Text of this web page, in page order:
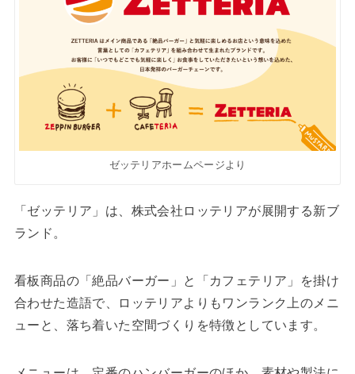
ゼッテリアホームページより
「ゼッテリア」は、株式会社ロッテリアが展開する新ブ
ランド。
看板商品の「絶品バーガー」と「カフェテリア」を掛け
合わせた造語で、ロッテリアよりもワンランク上のメニ
ューと、落ち着いた空間づくりを特徴としています。